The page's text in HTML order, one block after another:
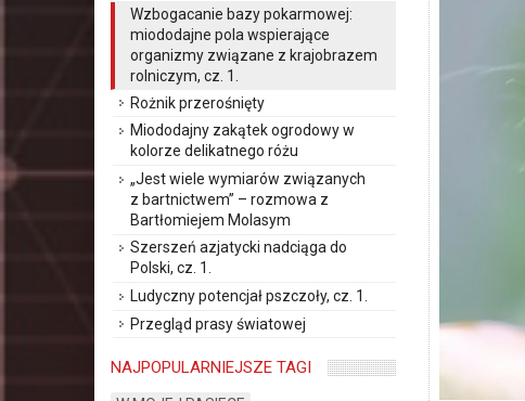
Wzbogacanie bazy pokarmowej:
miododajne pola wspierające
organizmy związane z krajobrazem
rolniczym, cz. 1.
Rożnik przerośnięty
Miododajny zakątek ogrodowy w
kolorze delikatnego różu
„Jest wiele wymiarów związanych
z bartnictwem” – rozmowa z
Bartłomiejem Molasym
Szerszeń azjatycki nadciąga do
Polski, cz. 1.
Ludyczny potencjał pszczoły, cz. 1.
Przegląd prasy światowej
NAJPOPULARNIEJSZE TAGI